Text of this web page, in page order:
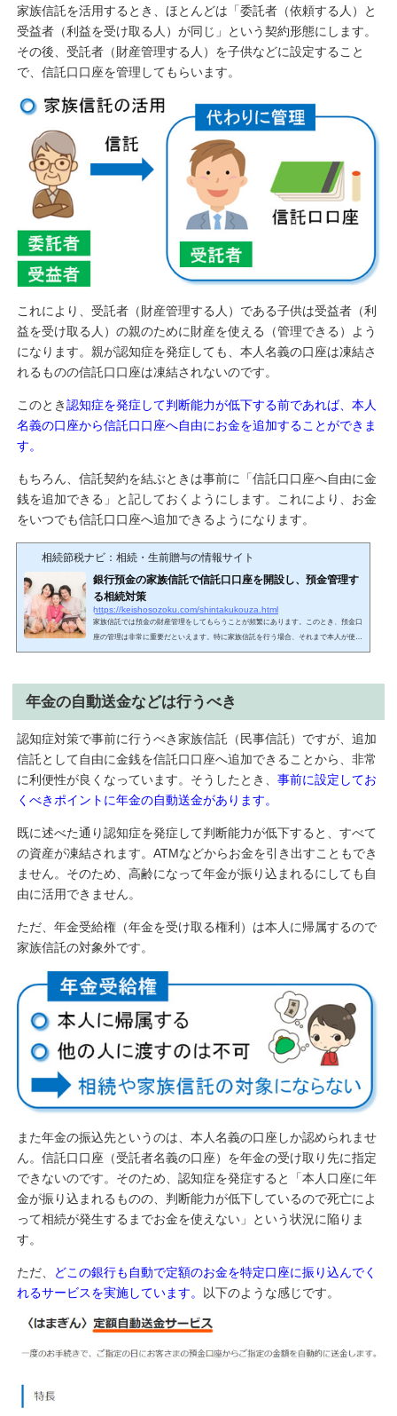
家族信託を活用するとき、ほとんどは「委託者（依頼する人）と
受益者（利益を受け取る人）が同じ」という契約形態にします。
その後、受託者（財産管理する人）を子供などに設定すること
で、信託口口座を管理してもらいます。
これにより、受託者（財産管理する人）である子供は受益者（利
益を受け取る人）の親のために財産を使える（管理できる）よう
になります。親が認知症を発症しても、本人名義の口座は凍結さ
れるものの信託口口座は凍結されないのです。
このとき認知症を発症して判断能力が低下する前であれば、本人
名義の口座から信託口口座へ自由にお金を追加することができま
す。
もちろん、信託契約を結ぶときは事前に「信託口口座へ自由に金
銭を追加できる」と記しておくようにします。これにより、お金
をいつでも信託口口座へ追加できるようになります。
相続節税ナビ：相続・生前贈与の情報サイト
銀行預金の家族信託で信託口口座を開設し、預金管理す
る相続対策
https://keishosozoku.com/shintakukouza.html
家族信託では預金の財産管理をしてもらうことが頻繁にあります。このとき、預金口
座の管理は非常に重要だといえます。特に家族信託を行う場合、それまで本人が使用
している銀行口座とは異なる預金口座を開設することになります。ただ、このときは
し、銀行によっては口座開設できないことがありますし、場合によっては不備のある
預金口座を作ってしまうこともあります。家族信託が正しく機能する口座を作って預
年金の自動送金などは行うべき
認知症対策で事前に行うべき家族信託（民事信託）ですが、追加
信託として自由に金銭を信託口口座へ追加できることから、非常
に利便性が良くなっています。そうしたとき、 事前に設定してお
くべきポイントに年金の自動送金があります。
既に述べた通り認知症を発症して判断能力が低下すると、すべて
の資産が凍結されます。ATMなどからお金を引き出すこともでき
ません。そのため、高齢になって年金が振り込まれるにしても自
由に活用できません。
ただ、年金受給権（年金を受け取る権利）は本人に帰属するので
家族信託の対象外です。
また年金の振込先というのは、本人名義の口座しか認められませ
ん。信託口口座（受託者名義の口座）を年金の受け取り先に指定
できないのです。そのため、認知症を発症すると「本人口座に年
金が振り込まれるものの、判断能力が低下しているので死亡によ
って相続が発生するまでお金を使えない」という状況に陥りま
す。
ただ、
どこの銀行も自動で定額のお金を特定口座に振り込んでく
れるサービスを実施しています。 以下のような感じです。